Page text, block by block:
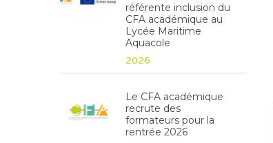
référente inclusion du
CFA académique au
Lycée Maritime
Aquacole
2026
Le CFA académique
recrute des
formateurs pour la
rentrée 2026